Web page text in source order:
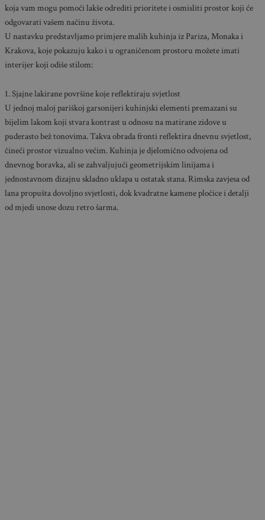
koja vam mogu pomoći lakše odrediti prioritete i osmisliti prostor koji će
odgovarati vašem načinu života.
U nastavku predstavljamo primjere malih kuhinja iz Pariza, Monaka i
Krakova, koje pokazuju kako i u ograničenom prostoru možete imati
interijer koji odiše stilom:
1. Sjajne lakirane površine koje reflektiraju svjetlost
U jednoj maloj pariškoj garsonijeri kuhinjski elementi premazani su
bijelim lakom koji stvara kontrast u odnosu na matirane zidove u
puderasto bež tonovima. Takva obrada fronti reflektira dnevnu svjetlost,
čineći prostor vizualno većim. Kuhinja je djelomično odvojena od
dnevnog boravka, ali se zahvaljujući geometrijskim linijama i
jednostavnom dizajnu skladno uklapa u ostatak stana. Rimska zavjesa od
lana propušta dovoljno svjetlosti, dok kvadratne kamene pločice i detalji
od mjedi unose dozu retro šarma.